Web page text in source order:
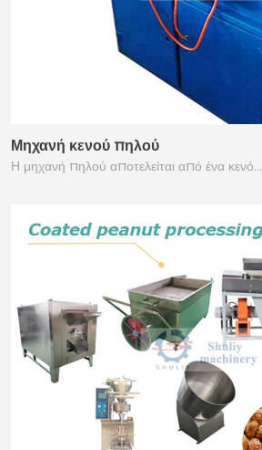
Μηχανή κενού πηλού
Η μηχανή πηλού αποτελείται από ένα κενό…